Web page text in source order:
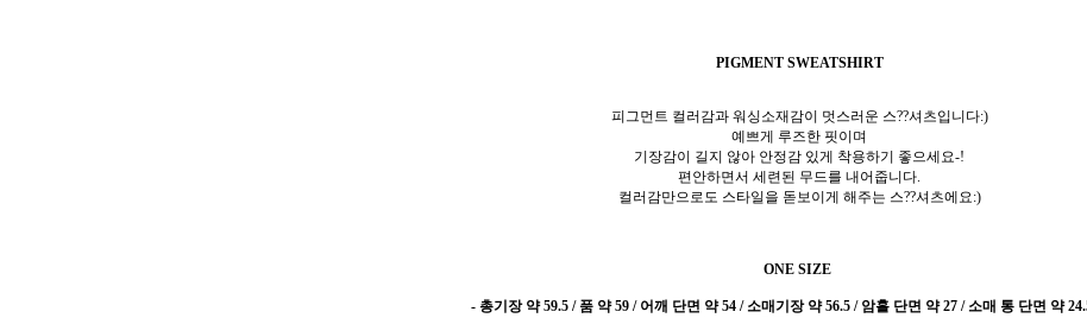
PIGMENT SWEATSHIRT
피그먼트 컬러감과 워싱소재감이 멋스러운 스??셔츠입니다:)
예쁘게 루즈한 핏이며
기장감이 길지 않아 안정감 있게 착용하기 좋으세요-!
편안하면서 세련된 무드를 내어줍니다.
컬러감만으로도 스타일을 돋보이게 해주는 스??셔츠에요:)
ONE SIZE
- 총기장 약 59.5 / 품 약 59 / 어깨 단면 약 54 / 소매기장 약 56.5 / 암홀 단면 약 27 / 소매 통 단면 약